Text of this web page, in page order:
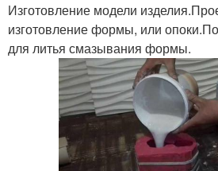
Изготовление модели
изготовление формы, или
для литья смазывания формы.